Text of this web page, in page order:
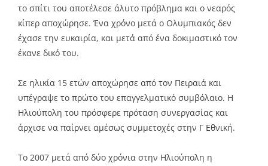
το σπίτι του αποτέλεσε άλυτο πρόβλημα και ο νεαρός
κίπερ αποχώρησε. Ένα χρόνο μετά ο Ολυμπιακός δεν
έχασε την ευκαιρία, και μετά από ένα δοκιμαστικό τον
έκανε δικό του.
Σε ηλικία 15 ετών αποχώρησε από τον Πειραιά και
υπέγραψε το πρώτο του επαγγελματικό συμβόλαιο. Η
Ηλιούπολη του πρόσφερε πρόταση συνεργασίας και
άρχισε να παίρνει αμέσως συμμετοχές στην Γ Εθνική.
Το 2007 μετά από δύο χρόνια στην Ηλιούπολη η